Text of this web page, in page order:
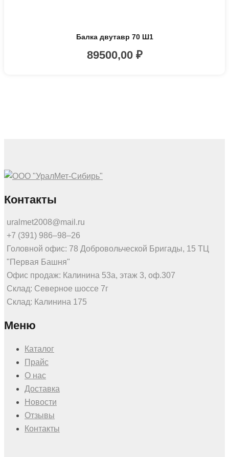
Балка двутавр 70 Ш1
89500,00 ₽
Контакты
uralmet2008@mail.ru
+7 (391) 986‒98‒26
Головной офис: 78 Добровольческой Бригады, 15 ТЦ
"Первая Башня"
Офис продаж: Калинина 53а, этаж 3, оф.307
Склад: Северное шоссе 7г
Склад: Калинина 175
Меню
Каталог
Прайс
О нас
Доставка
Новости
Отзывы
Контакты